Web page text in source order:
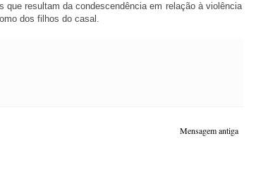
resultam da condescendência em relação à violência
dos filhos do casal.
Mensagem antiga